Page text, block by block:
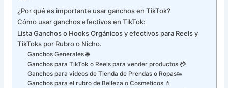
¿Por qué es importante usar ganchos en TikTok?
Cómo usar ganchos efectivos en TikTok:
Lista Ganchos o Hooks Orgánicos y efectivos para Reels y
TikToks por Rubro o Nicho.
Ganchos Generales 🌐
Ganchos para TikTok o Reels para vender productos 💳
Ganchos para videos de Tienda de Prendas o Ropas👟
Ganchos para el rubro de Belleza o Cosmeticos 💄